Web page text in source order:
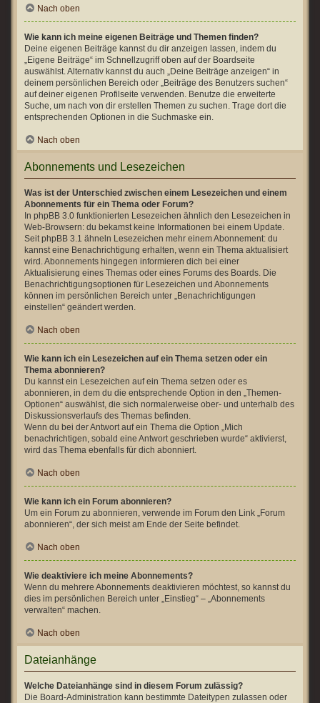
Nach oben
Wie kann ich meine eigenen Beiträge und Themen finden?
Deine eigenen Beiträge kannst du dir anzeigen lassen, indem du
„Eigene Beiträge“ im Schnellzugriff oben auf der Boardseite
auswählst. Alternativ kannst du auch „Deine Beiträge anzeigen“ in
deinem persönlichen Bereich oder „Beiträge des Benutzers suchen“
auf deiner eigenen Profilseite verwenden. Benutze die erweiterte
Suche, um nach von dir erstellen Themen zu suchen. Trage dort die
entsprechenden Optionen in die Suchmaske ein.
Nach oben
Abonnements und Lesezeichen
Was ist der Unterschied zwischen einem Lesezeichen und einem
Abonnements für ein Thema oder Forum?
In phpBB 3.0 funktionierten Lesezeichen ähnlich den Lesezeichen in
Web-Browsern: du bekamst keine Informationen bei einem Update.
Seit phpBB 3.1 ähneln Lesezeichen mehr einem Abonnement: du
kannst eine Benachrichtigung erhalten, wenn ein Thema aktualisiert
wird. Abonnements hingegen informieren dich bei einer
Aktualisierung eines Themas oder eines Forums des Boards. Die
Benachrichtigungsoptionen für Lesezeichen und Abonnements
können im persönlichen Bereich unter „Benachrichtigungen
einstellen“ geändert werden.
Nach oben
Wie kann ich ein Lesezeichen auf ein Thema setzen oder ein
Thema abonnieren?
Du kannst ein Lesezeichen auf ein Thema setzen oder es
abonnieren, in dem du die entsprechende Option in den „Themen-
Optionen“ auswählst, die sich normalerweise ober- und unterhalb des
Diskussionsverlaufs des Themas befinden.
Wenn du bei der Antwort auf ein Thema die Option „Mich
benachrichtigen, sobald eine Antwort geschrieben wurde“ aktivierst,
wird das Thema ebenfalls für dich abonniert.
Nach oben
Wie kann ich ein Forum abonnieren?
Um ein Forum zu abonnieren, verwende im Forum den Link „Forum
abonnieren“, der sich meist am Ende der Seite befindet.
Nach oben
Wie deaktiviere ich meine Abonnements?
Wenn du mehrere Abonnements deaktivieren möchtest, so kannst du
dies im persönlichen Bereich unter „Einstieg“ – „Abonnements
verwalten“ machen.
Nach oben
Dateianhänge
Welche Dateianhänge sind in diesem Forum zulässig?
Die Board-Administration kann bestimmte Dateitypen zulassen oder